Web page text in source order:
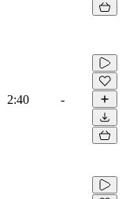
2:40 -